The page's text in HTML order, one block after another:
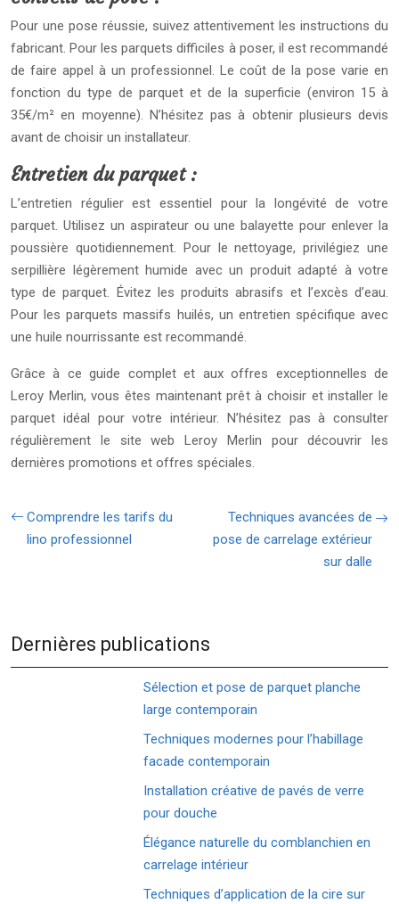
Pour une pose réussie, suivez attentivement les instructions du
fabricant. Pour les parquets difficiles à poser, il est recommandé
de faire appel à un professionnel. Le coût de la pose varie en
fonction du type de parquet et de la superficie (environ 15 à
35€/m² en moyenne). N’hésitez pas à obtenir plusieurs devis
avant de choisir un installateur.
Entretien du parquet :
L’entretien régulier est essentiel pour la longévité de votre
parquet. Utilisez un aspirateur ou une balayette pour enlever la
poussière quotidiennement. Pour le nettoyage, privilégiez une
serpillière légèrement humide avec un produit adapté à votre
type de parquet. Évitez les produits abrasifs et l’excès d’eau.
Pour les parquets massifs huilés, un entretien spécifique avec
une huile nourrissante est recommandé.
Grâce à ce guide complet et aux offres exceptionnelles de
Leroy Merlin, vous êtes maintenant prêt à choisir et installer le
parquet idéal pour votre intérieur. N’hésitez pas à consulter
régulièrement le site web Leroy Merlin pour découvrir les
dernières promotions et offres spéciales.
Comprendre les tarifs du
lino professionnel
Techniques avancées de
pose de carrelage extérieur
sur dalle
Dernières publications
Sélection et pose de parquet planche
large contemporain
Techniques modernes pour l’habillage
facade contemporain
Installation créative de pavés de verre
pour douche
Élégance naturelle du comblanchien en
carrelage intérieur
Techniques d’application de la cire sur